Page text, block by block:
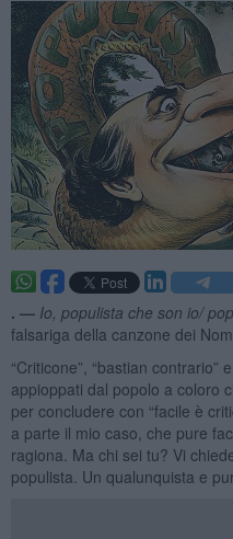
. — Io, populista che son io/
falsariga della canzone dei
“Criticone”, “bastian
appioppati dal popolo a coloro
per concludere con “facile è
a parte il mio caso, che pure
ragiona. Ma chi sei tu? Vi
populista. Un qualunquista e